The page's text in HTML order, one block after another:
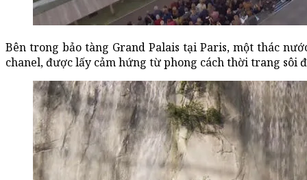
Bên trong bảo tàng Grand Palais tại Paris, một thác
chanel, được lấy cảm hứng từ phong cách thời trang sôi